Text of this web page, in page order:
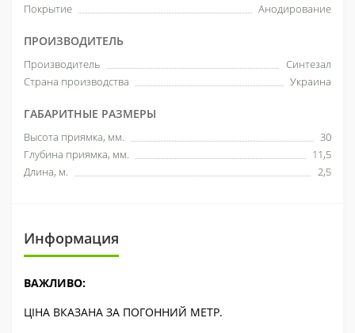
Покрытие
Анодирование
ПРОИЗВОДИТЕЛЬ
Производитель
Синтезал
Страна производства
Украина
ГАБАРИТНЫЕ РАЗМЕРЫ
Высота приямка, мм.
30
Глубина приямка, мм.
11,5
Длина, м.
2,5
Информация
ВАЖЛИВО:
ЦІНА ВКАЗАНА ЗА ПОГОННИЙ МЕТР.